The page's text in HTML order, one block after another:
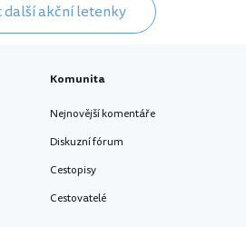
další akční letenky
Komunita
Nejnovější komentáře
Diskuzní fórum
Cestopisy
Cestovatelé